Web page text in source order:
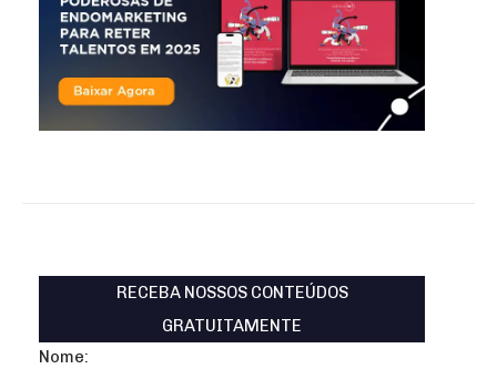
RECEBA NOSSOS CONTEÚDOS
GRATUITAMENTE
Nome: